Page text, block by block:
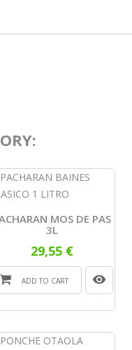
MOS DE PAS
3L
29,55 €
ADD TO CART